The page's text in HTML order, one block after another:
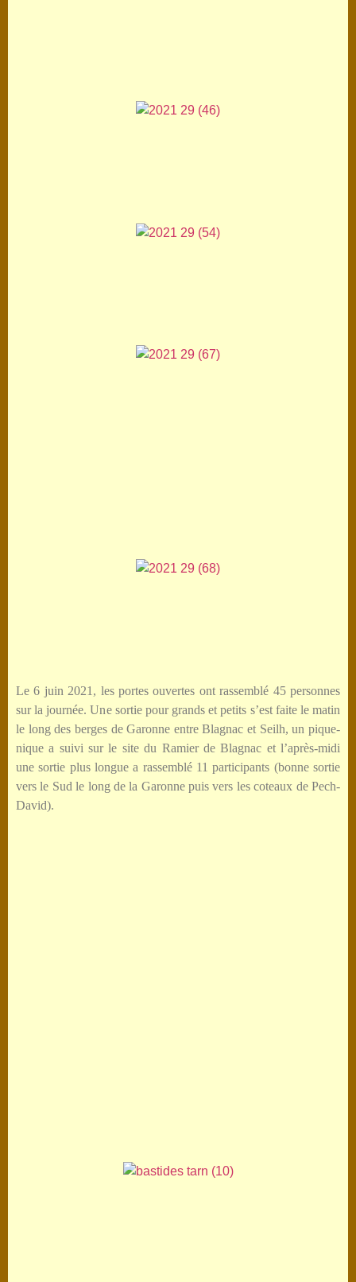
Le 6 juin 2021, les portes ouvertes ont rassemblé 45 personnes
sur la journée. Une sortie pour grands et petits s’est faite le matin
le long des berges de Garonne entre Blagnac et Seilh, un pique-
nique a suivi sur le site du Ramier de Blagnac et l’après-midi
une sortie plus longue a rassemblé 11 participants (bonne sortie
vers le Sud le long de la Garonne puis vers les coteaux de Pech-
David).